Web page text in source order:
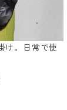
け。日常で使